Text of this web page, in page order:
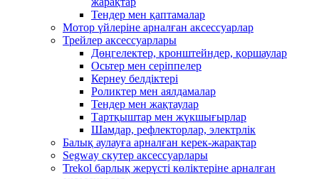
Тендер мен қаптамалар
Мотор үйлеріне арналған аксессуарлар
Трейлер аксессуарлары
Дөңгелектер, кронштейндер, қоршаулар
Осьтер мен серіппелер
Кернеу белдіктері
Роликтер мен аялдамалар
Тендер мен жақтаулар
Тартқыштар мен жүкшығырлар
Шамдар, рефлекторлар, электрлік
Балық аулауға арналған керек-жарақтар
Segway скутер аксессуарлары
Trekol барлық жерүсті көліктеріне арналған